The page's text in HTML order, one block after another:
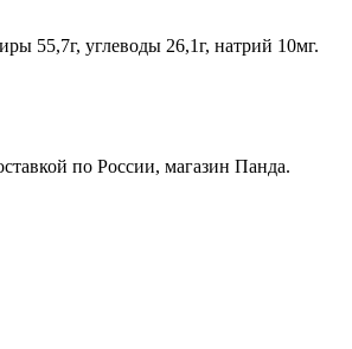
55,7г, углеводы 26,1г, натрий 10мг.
по России, магазин Панда.